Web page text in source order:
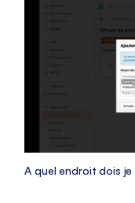
A quel endroit dois je